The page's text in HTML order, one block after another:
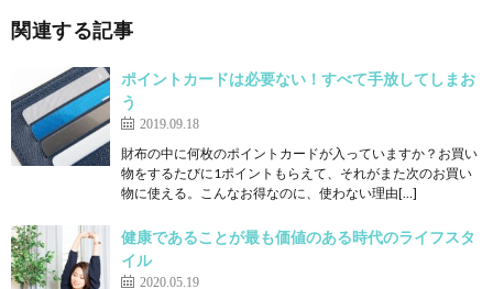
関連する記事
ポイントカードは必要ない！すべて手放してしまお
う
2019.09.18
財布の中に何枚のポイントカードが入っていますか？お買い
物をするたびに1ポイントもらえて、それがまた次のお買い
物に使える。こんなお得なのに、使わない理由[…]
健康であることが最も価値のある時代のライフスタ
イル
2020.05.19